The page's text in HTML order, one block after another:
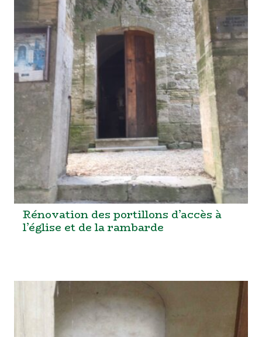
Rénovation des portillons d’accès à
l’église et de la rambarde